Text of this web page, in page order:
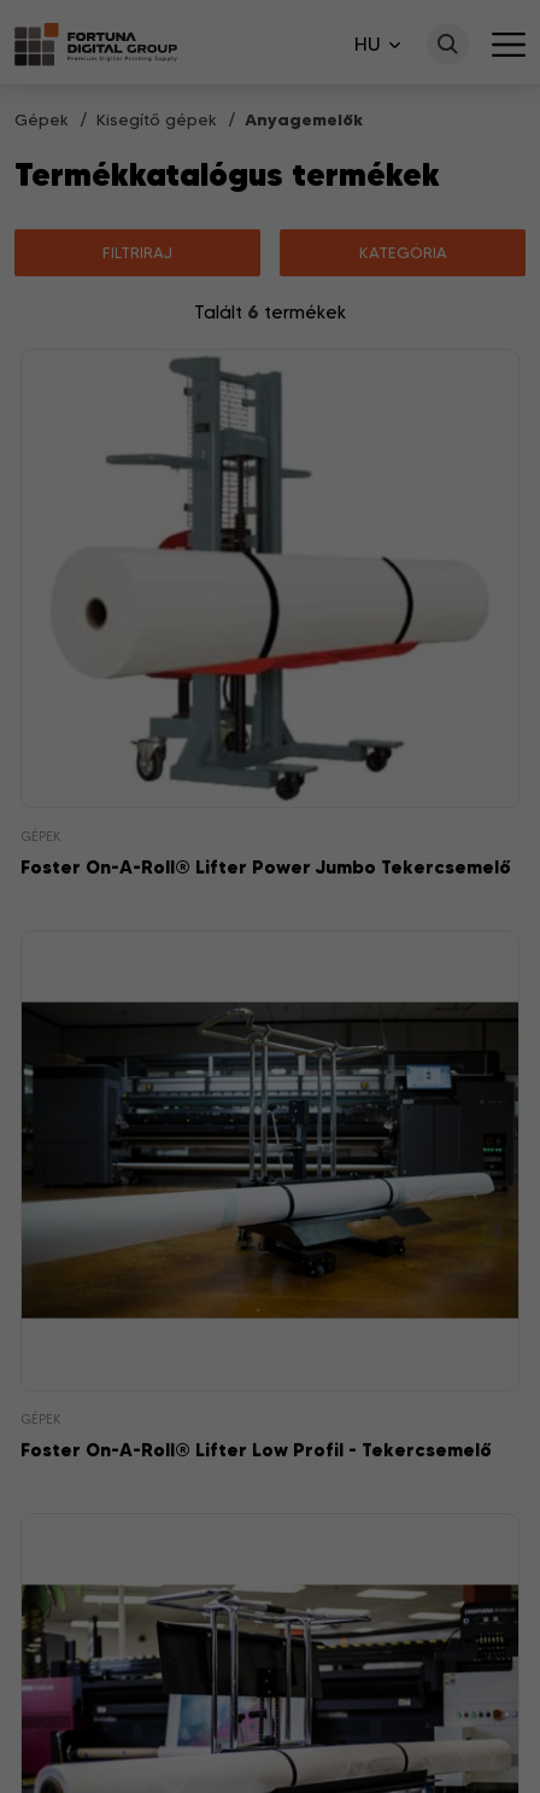
HU
Gépek Kisegítő gépek Anyagemelők
Termékkatalógus termékek
FILTRIRAJ KATEGÓRIA
Talált 6 termékek
GÉPEK
Foster On-A-Roll® Lifter Power Jumbo Tekercsemelő
GÉPEK
Foster On-A-Roll® Lifter Low Profil - Tekercsemelő